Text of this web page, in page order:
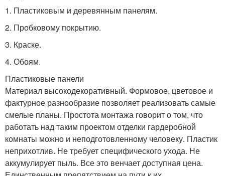
1.​ Пластиковым и деревянным панелям.
2.​ Пробковому покрытию.
3.​ Краске.
4.​ Обоям.
Пластиковые панели
Материал высокодекоративный. Формовое, цветовое и
фактурное разнообразие позволяет реализовать самые
смелые планы. Простота монтажа говорит о том, что
работать над таким проектом отделки гардеробной
комнаты можно и неподготовленному человеку. Пластик
неприхотлив. Не требует специфического ухода. Не
аккумулирует пыль. Все это венчает доступная цена.